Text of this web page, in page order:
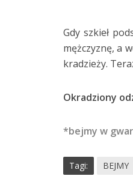
Gdy szkieł
mężczyznę, a
kradzieży.
Okradziony
*bejmy w
Tagi: BEJMY